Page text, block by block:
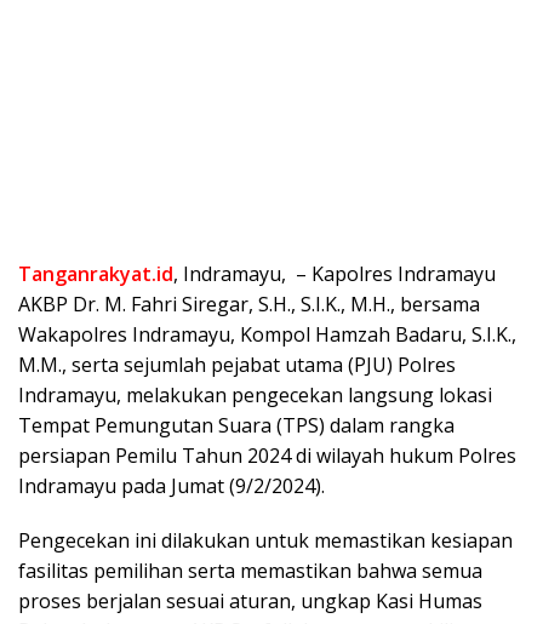
Tanganrakyat.id, Indramayu, – Kapolres Indramayu
AKBP Dr. M. Fahri Siregar, S.H., S.I.K., M.H., bersama
Wakapolres Indramayu, Kompol Hamzah Badaru, S.I.K.,
M.M., serta sejumlah pejabat utama (PJU) Polres
Indramayu, melakukan pengecekan langsung lokasi
Tempat Pemungutan Suara (TPS) dalam rangka
persiapan Pemilu Tahun 2024 di wilayah hukum Polres
Indramayu pada Jumat (9/2/2024).
Pengecekan ini dilakukan untuk memastikan kesiapan
fasilitas pemilihan serta memastikan bahwa semua
proses berjalan sesuai aturan, ungkap Kasi Humas